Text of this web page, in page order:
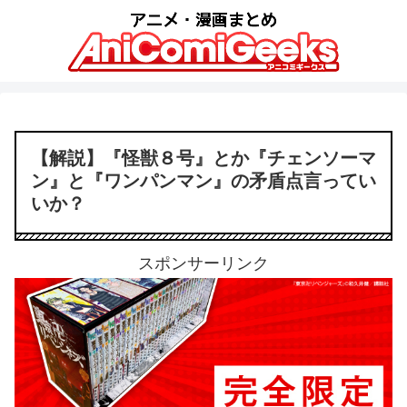
【解説】『怪獣８号』とか『チェンソーマ
ン』と『ワンパンマン』の矛盾点言ってい
いか？
スポンサーリンク